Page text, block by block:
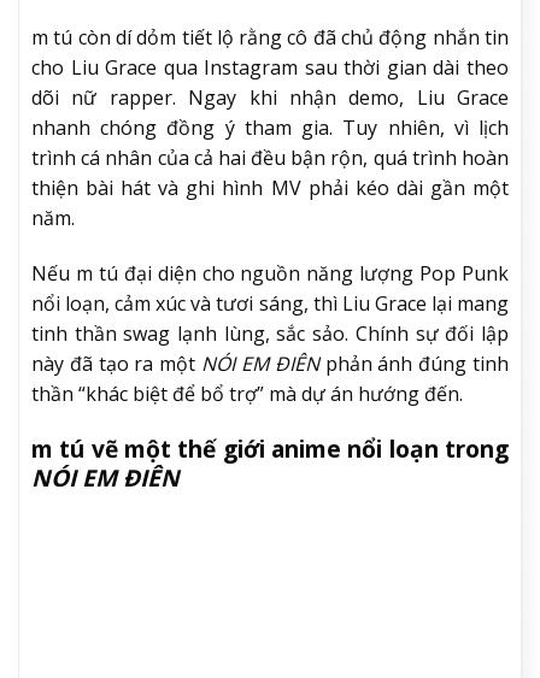
m tú còn dí dỏm tiết lộ rằng cô đã chủ động nhắn tin
cho Liu Grace qua Instagram sau thời gian dài theo
dõi nữ rapper. Ngay khi nhận demo, Liu Grace
nhanh chóng đồng ý tham gia. Tuy nhiên, vì lịch
trình cá nhân của cả hai đều bận rộn, quá trình hoàn
thiện bài hát và ghi hình MV phải kéo dài gần một
năm.
Nếu m tú đại diện cho nguồn năng lượng Pop Punk
nổi loạn, cảm xúc và tươi sáng, thì Liu Grace lại mang
tinh thần swag lạnh lùng, sắc sảo. Chính sự đối lập
này đã tạo ra một NÓI EM ĐIÊNphản ánh đúng tinh
thần “khác biệt để bổ trợ” mà dự án hướng đến.
m tú vẽ một thế giới anime nổi loạn trong
NÓI EM ĐIÊN